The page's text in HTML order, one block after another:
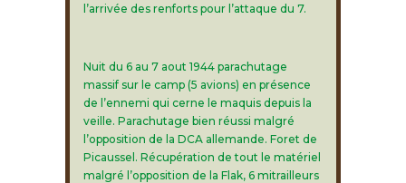
l’arrivée des renforts pour l’attaque du 7.
Nuit du 6 au 7 aout 1944 parachutage
massif sur le camp (5 avions) en présence
de l’ennemi qui cerne le maquis depuis la
veille. Parachutage bien réussi malgré
l’opposition de la DCA allemande. Foret de
Picaussel. Récupération de tout le matériel
malgré l’opposition de la Flak, 6 mitrailleurs